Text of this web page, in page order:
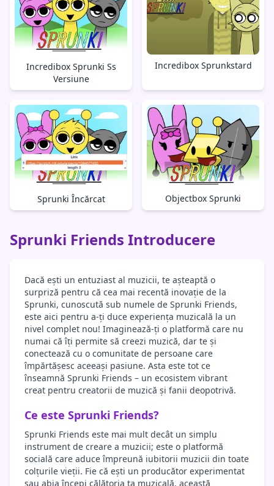
Incredibox Sprunki Ss
Versiune
Incredibox Sprunkstard
Sprunki Încărcat Objectbox Sprunki
Sprunki Friends Introducere
Dacă ești un entuziast al muzicii, te așteaptă o
surpriză pentru că cea mai recentă inovație de la
Sprunki, cunoscută sub numele de Sprunki Friends,
este aici pentru a-ți duce experiența muzicală la un
nivel complet nou! Imaginează-ți o platformă care nu
numai că îți permite să creezi muzică, dar te și
conectează cu o comunitate de persoane care
împărtășesc aceeași pasiune. Asta este tot ce
înseamnă Sprunki Friends – un ecosistem vibrant
creat pentru creatorii de muzică și fanii deopotrivă.
Ce este Sprunki Friends?
Sprunki Friends este mai mult decât un simplu
instrument de creare a muzicii; este o platformă
socială care aduce împreună iubitorii muzicii din toate
colțurile vieții. Fie că ești un producător experimentat
sau abia începi călătoria ta muzicală, această